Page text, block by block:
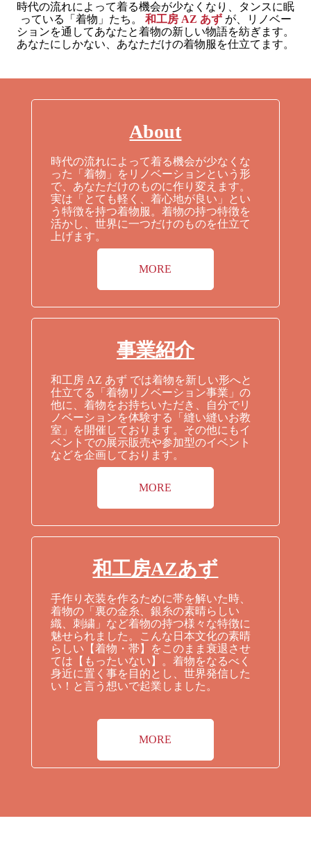
時代の流れによって着る機会が少なくなり、タンスに眠
っている「着物」たち。
和工房 AZ あず が、リノベー
ションを通してあなたと着物の新しい物語を紡ぎます。
あなたにしかない、あなただけの着物服を仕立てます。
About
時代の流れによって着る機会が少なくな
った「着物」をリノベーションという形
で、あなただけのものに作り変えます。
実は「とても軽く、着心地が良い」とい
う特徴を持つ着物服。着物の持つ特徴を
活かし、世界に一つだけのものを仕立て
上げます。
MORE
事業紹介
和工房 AZ あず では着物を新しい形へと
仕立てる「着物リノベーション事業」の
他に、着物をお持ちいただき、自分でリ
ノベーションを体験する「縫い縫いお教
室」を開催しております。その他にもイ
ベントでの展示販売や参加型のイベント
などを企画しております。
MORE
和工房AZあず
手作り衣装を作るために帯を解いた時、
着物の「裏の金糸、銀糸の素晴らしい
織、刺繍」など着物の持つ様々な特徴に
魅せられました。こんな日本文化の素晴
らしい【着物・帯】をこのまま 衰退させ
ては【もったいない】。着物をなるべく
身近に置く事を目的とし、世界発信した
い！と言う想いで起業しました。
MORE